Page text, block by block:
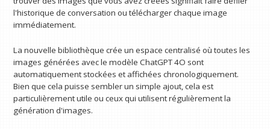
l'historique de conversation ou télécharger chaque image
immédiatement.
La nouvelle bibliothèque crée un espace centralisé où toutes les
images générées avec le modèle ChatGPT 4O sont
automatiquement stockées et affichées chronologiquement.
Bien que cela puisse sembler un simple ajout, cela est
particulièrement utile ou ceux qui utilisent régulièrement la
génération d'images.